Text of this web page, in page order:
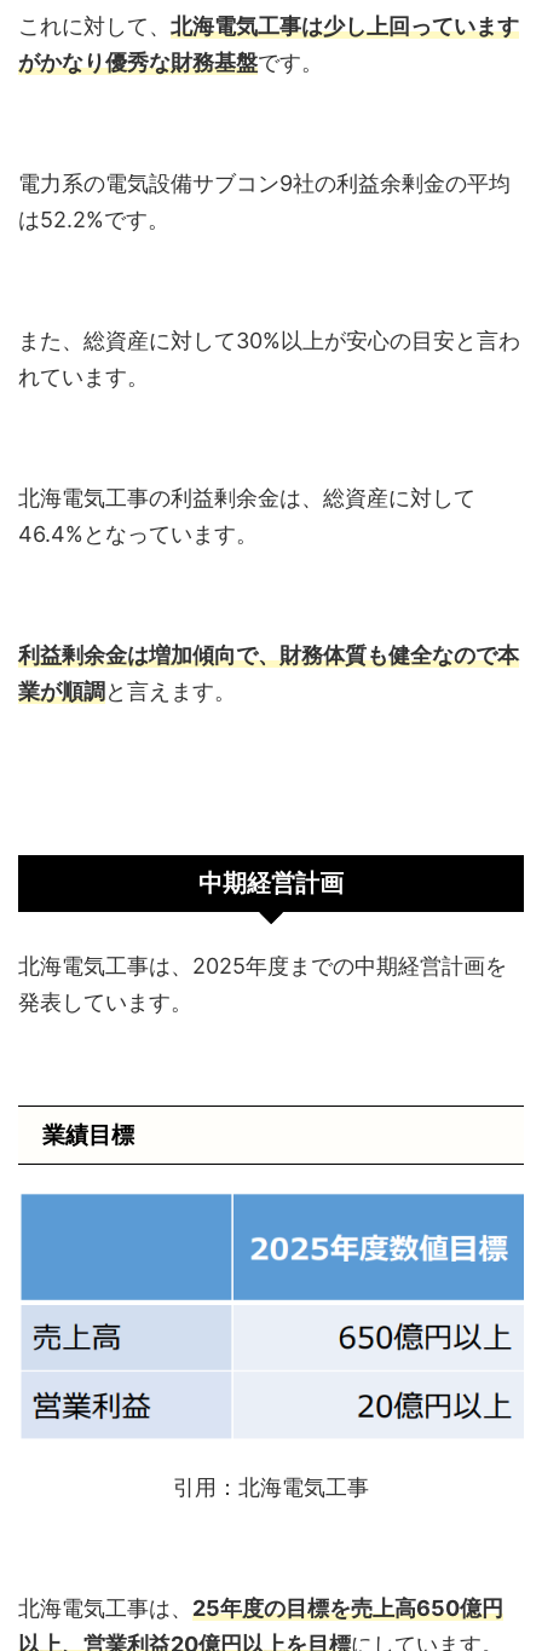
これに対して、 北海電気工事は少し上回っています
がかなり優秀な財務基盤です。
電力系の電気設備サブコン9社の利益余剰金の平均
は52.2%です。
また、総資産に対して30%以上が安心の目安と言わ
れています。
北海電気工事の利益剰余金は、総資産に対して
46.4%となっています。
利益剰余金は増加傾向で、財務体質も健全なので本
業が順調と言えます。
中期経営計画
北海電気工事は、2025年度までの中期経営計画を
発表しています。
業績目標
引用：北海電気工事
北海電気工事は、 25年度の目標を売上高650億円
以上、営業利益20億円以上を目標にしています。